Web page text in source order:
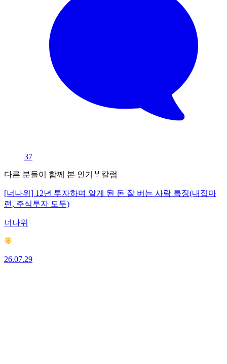
37
다른 분들이 함께 본 인기🏅칼럼
[너나위] 12년 투자하며 알게 된 돈 잘 버는 사람 특징(내집마
련, 주식투자 모두)
너나위
26.07.29